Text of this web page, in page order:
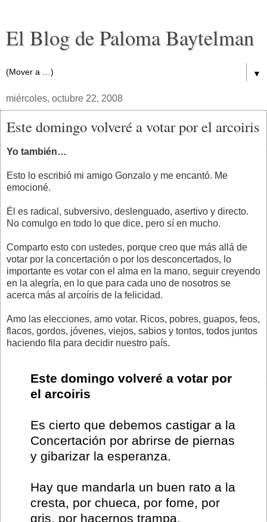
El Blog de Paloma Baytelman
▼
miércoles, octubre 22, 2008
Este domingo volveré a votar por el arcoiris
Yo también…
Esto lo escribió mi amigo Gonzalo y me encantó. Me
emocioné.
Él es radical, subversivo, deslenguado, asertivo y directo.
No comulgo en todo lo que dice, pero sí en mucho.
Comparto esto con ustedes, porque creo que más allá de
votar por la concertación o por los desconcertados, lo
importante es votar con el alma en la mano, seguir creyendo
en la alegría, en lo que para cada uno de nosotros se
acerca más al arcoíris de la felicidad.
Amo las elecciones, amo votar. Ricos, pobres, guapos, feos,
flacos, gordos, jóvenes, viejos, sabios y tontos, todos juntos
haciendo fila para decidir nuestro país.
Este domingo volveré a votar por
el arcoiris
Es cierto que debemos castigar a la
Concertación por abrirse de piernas
y gibarizar la esperanza.
Hay que mandarla un buen rato a la
cresta, por chueca, por fome, por
gris, por hacernos trampa.